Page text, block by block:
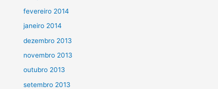
fevereiro 2014
janeiro 2014
dezembro 2013
novembro 2013
outubro 2013
setembro 2013